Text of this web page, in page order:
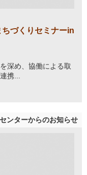
ちづくりセミナーin
深め、協働による取
携...
センターからのお知らせ